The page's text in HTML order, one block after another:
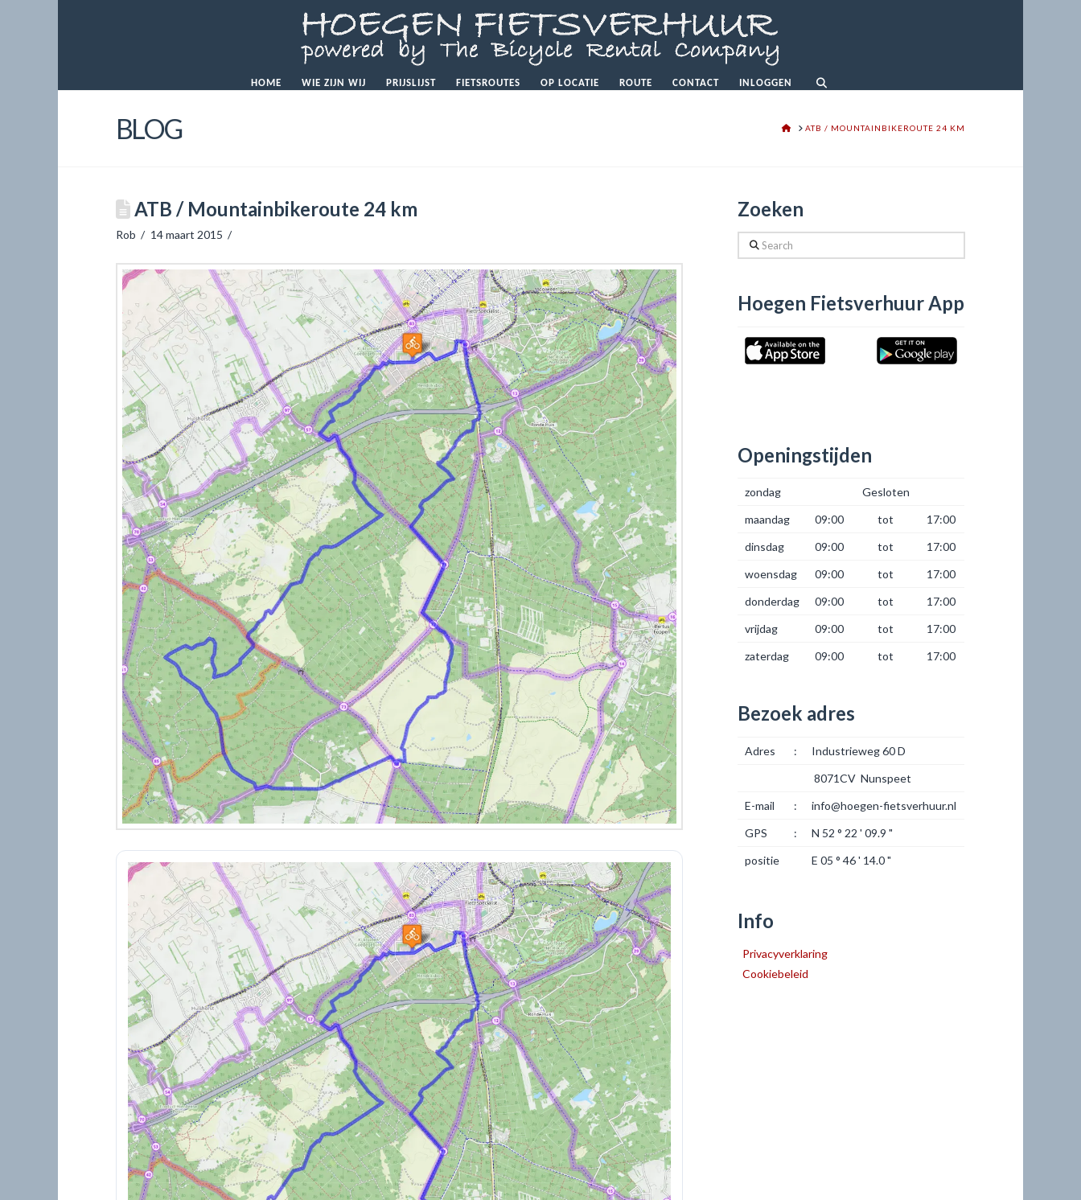
HOME WIE ZIJN WIJ PRIJSLIJST FIETSROUTES OP LOCATIE ROUTE CONTACT INLOGGEN
BLOG HOMEATB / MOUNTAINBIKEROUTE 24 KM
ATB / Mountainbikeroute 24 km
Rob 14 maart 2015
Zoeken
Search
Hoegen Fietsverhuur App
Openingstijden
zondag
Gesloten
maandag
09:00 tot
17:00
dinsdag
09:00 tot
17:00
woensdag
09:00 tot
17:00
donderdag
09:00 tot
17:00
vrijdag
09:00 tot
17:00
zaterdag
09:00 tot 17:00
Bezoek adres
Adres :
Industrieweg 60 D
8071CV Nunspeet
E-mail
:
info@hoegen-fietsverhuur.nl
GPS
:
N 52 ° 22 ' 09.9 "
positie
E 05 ° 46 ' 14.0 "
Info
Privacyverklaring
Cookiebeleid